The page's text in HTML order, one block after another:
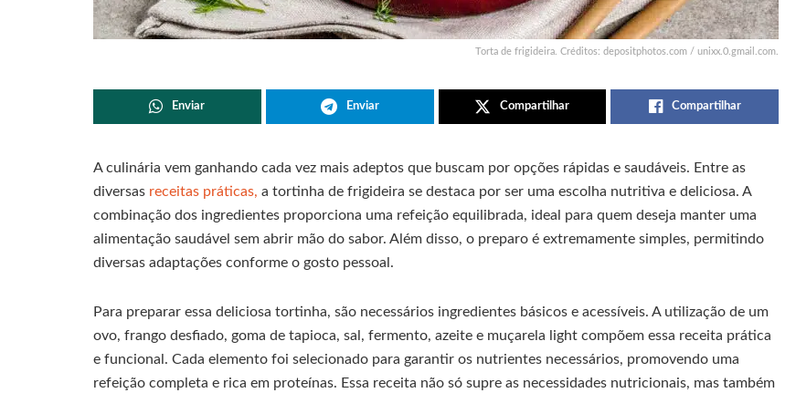
Torta de frigideira. Créditos: depositphotos.com / unixx.0.gmail.com.
Enviar Enviar Compartilhar Compartilhar
A culinária vem ganhando cada vez mais adeptos que buscam por opções rápidas e saudáveis. Entre as
diversas receitas práticas, a tortinha de frigideira se destaca por ser uma escolha nutritiva e deliciosa. A
combinação dos ingredientes proporciona uma refeição equilibrada, ideal para quem deseja manter uma
alimentação saudável sem abrir mão do sabor. Além disso, o preparo é extremamente simples, permitindo
diversas adaptações conforme o gosto pessoal.
Para preparar essa deliciosa tortinha, são necessários ingredientes básicos e acessíveis. A utilização de um
ovo, frango desfiado, goma de tapioca, sal, fermento, azeite e muçarela light compõem essa receita prática
e funcional. Cada elemento foi selecionado para garantir os nutrientes necessários, promovendo uma
refeição completa e rica em proteínas. Essa receita não só supre as necessidades nutricionais, mas também